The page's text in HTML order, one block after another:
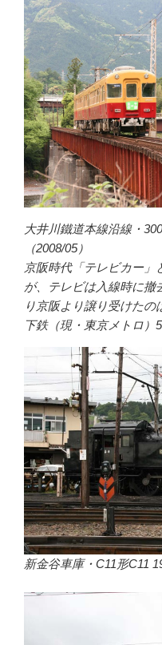
大井川鐵道本線沿線・
（2008/05）
京阪時代「テレビカー」
が、テレビは入線時に撤
り京阪より譲り受けた
下鉄（現・東京メトロ）
新金谷車庫・C11形C11